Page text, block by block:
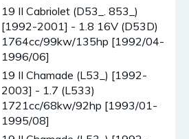
19 II Cabriolet (D53_. 853_)
[1992-2001] - 1.8 16V (D53D)
1764cc/99kw/135hp [1992/04-
1996/06]
19 II Chamade (L53_) [1992-
2003] - 1.7 (L533)
1721cc/68kw/92hp [1993/01-
1995/08]